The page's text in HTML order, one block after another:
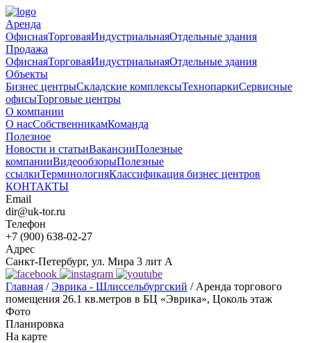
Аренда
ОфиснаяТорговаяИндустриальнаяОтдельные здания
Продажа
ОфиснаяТорговаяИндустриальнаяОтдельные здания
Объекты
Бизнес центрыСкладские комплексыТехнопаркиСервисные
офисыТорговые центры
О компании
О насСобственникамКоманда
Полезное
Новости и статьиВакансииПолезные
компанииВидеообзорыПолезные
ссылкиТерминологияКлассификация бизнес центров
КОНТАКТЫ
Email
dir@uk-tor.ru
Телефон
+7 (900) 638-02-27
Адрес
Санкт-Петербург, ул. Мира 3 лит А
Главная /Эврика - Шлиссельбургский / Аренда торгового
помещения 26.1 кв.метров в БЦ «Эврика», Цоколь этаж
Фото
Планировка
На карте